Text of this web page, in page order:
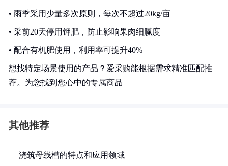
• 雨季采用少量多次原则，每次不超过20kg/亩
• 采前20天停用钾肥，防止影响果肉细腻度
• 配合有机肥使用，利用率可提升40%
想找特定场景使用的产品？爱采购能根据需求精准匹配推
荐。为您找到您心中的专属商品
其他推荐
浇筑母线槽的特点和应用领域